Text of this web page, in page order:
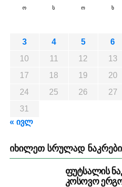
ო ს ო ხ
3
4 5 6
10
11 12 13
17
18 19 20
24
25 26 27
31
« ივლ
ᲘᲮᲘᲚᲔᲗ ᲡᲠᲣᲚᲐᲓ ᲜᲐᲙᲠᲔᲑᲘ
ფუტსალის
კოსოვო